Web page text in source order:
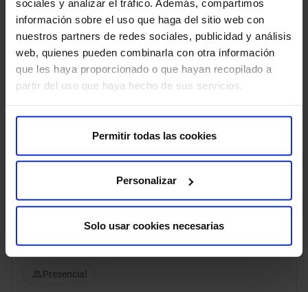
sociales y analizar el tráfico. Además, compartimos
información sobre el uso que haga del sitio web con
nuestros partners de redes sociales, publicidad y análisis
web, quienes pueden combinarla con otra información
que les haya proporcionado o que hayan recopilado a
partir del uso que haya hecho de sus servicios.
Permitir todas las cookies
Personalizar
Solo usar cookies necesarias
Presencial
Pedir cita
Aranda Arevalo, Anthony Kevin
Podología
HM Sant Jordi
Modalidad de consulta
Presencial